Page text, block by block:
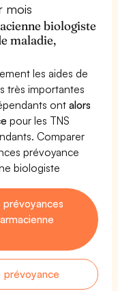
mois
biologiste
maladie,
les aides de
très importantes
ontalors
pour les TNS
Comparer
prévoyance
biologiste
prévoyances
prévoyance